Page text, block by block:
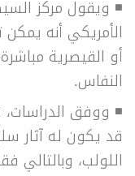
◾ ويقول مركز
الأمريكي أنه يمكن
أو القيصرية
النفاس.
◾ ووفق الدراسات،
قد يكون له آثار
اللولب،